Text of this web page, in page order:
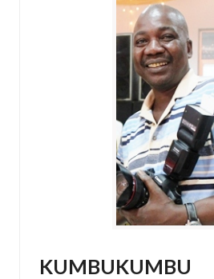
KUMBUKUMBU